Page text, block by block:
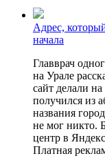
Адрес,
начала
Главврач
на Урале
сайт делали
получился из
названия
не мог никто.
центр в
Платная